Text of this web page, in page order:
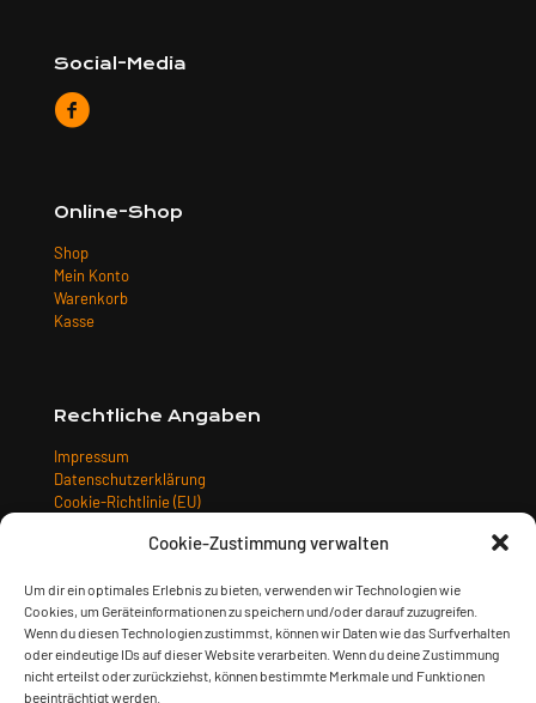
Cookie-Zustimmung verwalten
Um dir ein optimales Erlebnis zu bieten, verwenden wir Technologien wie
Cookies, um Geräteinformationen zu speichern und/oder darauf zuzugreifen.
Wenn du diesen Technologien zustimmst, können wir Daten wie das Surfverhalten
oder eindeutige IDs auf dieser Website verarbeiten. Wenn du deine Zustimmung
nicht erteilst oder zurückziehst, können bestimmte Merkmale und Funktionen
beeinträchtigt werden.
Social-Media
Online-Shop
Shop
Mein Konto
Warenkorb
Kasse
Rechtliche Angaben
Impressum
Datenschutzerklärung
Cookie-Richtlinie (EU)
Widerrufsbelehrung
Zahlungsarten